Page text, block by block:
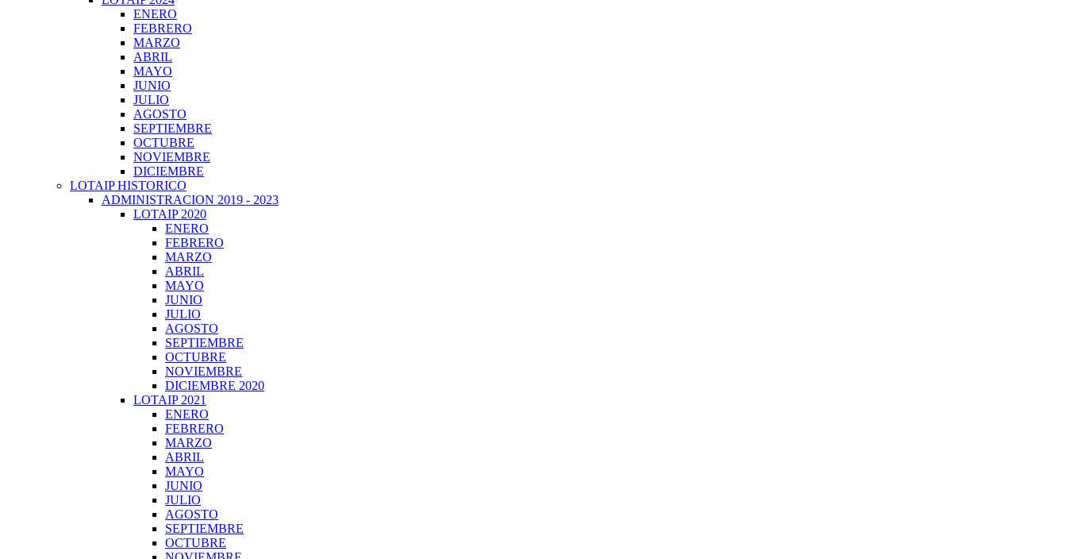
ENERO
FEBRERO
MARZO
ABRIL
MAYO
JUNIO
JULIO
AGOSTO
SEPTIEMBRE
OCTUBRE
NOVIEMBRE
DICIEMBRE
LOTAIP HISTORICO
ADMINISTRACION 2019 - 2023
LOTAIP 2020
ENERO
FEBRERO
MARZO
ABRIL
MAYO
JUNIO
JULIO
AGOSTO
SEPTIEMBRE
OCTUBRE
NOVIEMBRE
DICIEMBRE 2020
LOTAIP 2021
ENERO
FEBRERO
MARZO
ABRIL
MAYO
JUNIO
JULIO
AGOSTO
SEPTIEMBRE
OCTUBRE